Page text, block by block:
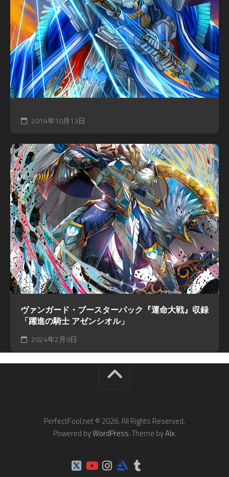
2014年10月13日
ヴァンガード・ブースターパック『運命大戦』収録
「躍進の騎士 アゼンシオル」
2024年2月9日
PerfectFool.net © 2026. All Rights Reserved.
Powered byWordPress. Theme byAlx.